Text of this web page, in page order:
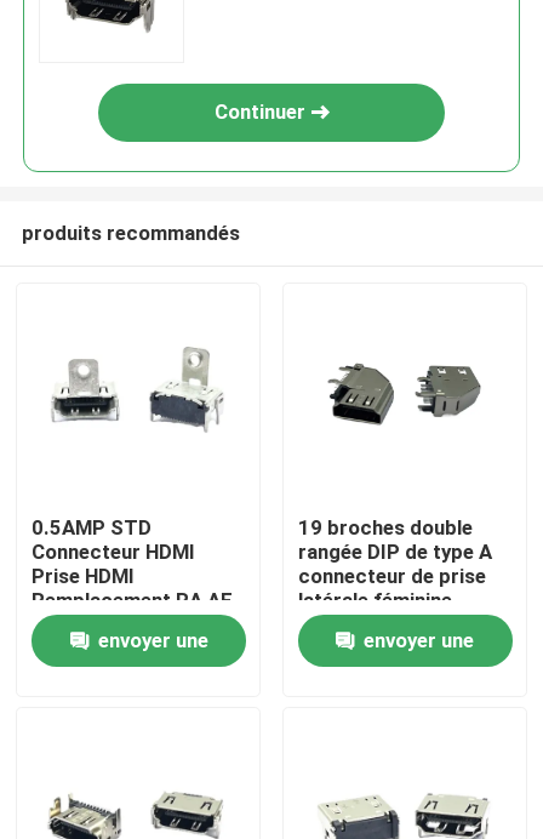
Accueil
Contacts
Continuer
produits recommandés
0.5AMP STD
Connecteur HDMI
Prise HDMI
Remplacement RA AF
SMT
envoyer une
19 broches double
rangée DIP de type A
connecteur de prise
latérale féminine
Connecteur
compatible HDMI
envoyer une